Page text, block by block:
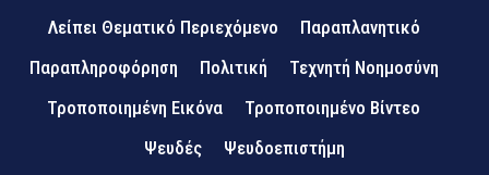
Λείπει Θεματικό Περιεχόμενο
Παραπλανητικό
Παραπληροφόρηση
Πολιτική
Τεχνητή Νοημοσύνη
Τροποποιημένη Εικόνα
Τροποποιημένο Βίντεο
Ψευδές
Ψευδοεπιστήμη